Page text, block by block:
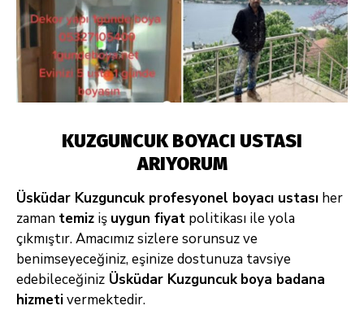
KUZGUNCUK BOYACI USTASI
ARIYORUM
Üsküdar Kuzguncuk profesyonel boyacı ustası her
zaman temiz iş uygun fiyat politikası ile yola
çıkmıştır. Amacımız sizlere sorunsuz ve
benimseyeceğiniz, eşinize dostunuza tavsiye
edebileceğiniz Üsküdar Kuzguncuk boya badana
hizmetivermektedir.